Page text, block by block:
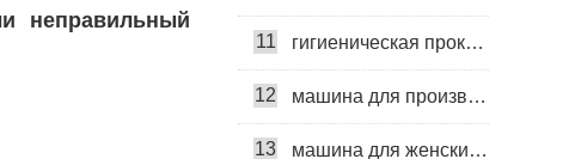
неправильный
11 гигиеническая прокладка машина
12 машина для производства детских подгузников
13 машина для женских подгузников